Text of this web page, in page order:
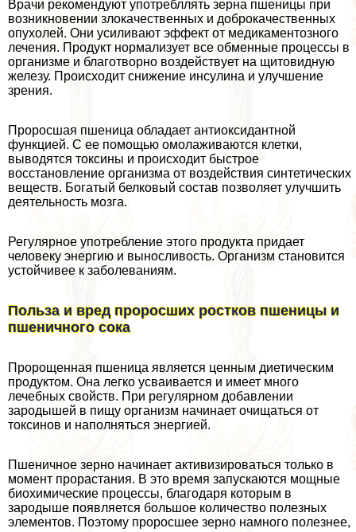
Врачи рекомендуют употрeбллять зерна пшеницы при
возникновении злокачественных и доброкачественных
опухолей. Они усиливают эффект от медикаментозного
лечения. Продукт нормализует все обменные процессы в
организме и благотворно воздействует на щитовидную
железу. Происходит снижение инсулина и улучшение
зрения.
Проросшая пшеница обладает антиоксидантной
функцией. С ее помощью омолаживаются клетки,
выводятся токсины и происходит быстрое
восстановление организма от воздействия синтетических
веществ. Богатый белковый состав позволяет улучшить
деятельность мозга.
Регулярное употрeбление этого продукта придает
человеку энергию и выносливость. Организм становится
устойчивее к заболеваниям.
Польза и вред проросших ростков пшеницы и
пшеничного сока
Пророщенная пшеница является ценным диетическим
продуктом. Она легко усваивается и имеет много
лечебных свойств. При регулярном добавлении
зародышей в пищу организм начинает очищаться от
токсинов и наполняться энергией.
Пшеничное зерно начинает активизироваться только в
момент прорастания. В это время запускаются мощные
биохимические процессы, благодаря которым в
зародыше появляется большое количество полезных
элементов. Поэтому проросшее зерно намного полезнее,